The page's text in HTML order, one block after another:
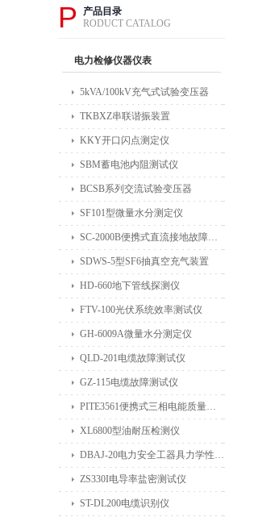
P
产品目录
RODUCT CATALOG
电力检修仪器仪表
5kVA/100kV充气式试验变压器
TKBXZ串联谐振装置
KKY开口闪点测定仪
SBM蓄电池内阻测试仪
BCSB系列交流试验变压器
SF101型微量水分测定仪
SC-2000B便携式直流接地故障检测仪
SDWS-5型SF6抽真空充气装置
HD-660地下管线探测仪
FTV-100光伏系统效率测试仪
GH-6009A微量水分测定仪
QLD-201电缆故障测试仪
GZ-115电缆故障测试仪
PITE3561便携式三相电能质量分析仪
XL6800型油耐压检测仪
DBAJ-20电力安全工器具力学性能试验机
ZS330I电导率盐密测试仪
ST-DL200电缆识别仪